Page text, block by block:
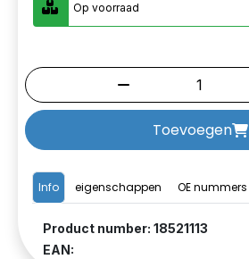
Info eigenschappen OE nummers
Product number: 18521113
EAN:
Op voorraad
Toevoegen